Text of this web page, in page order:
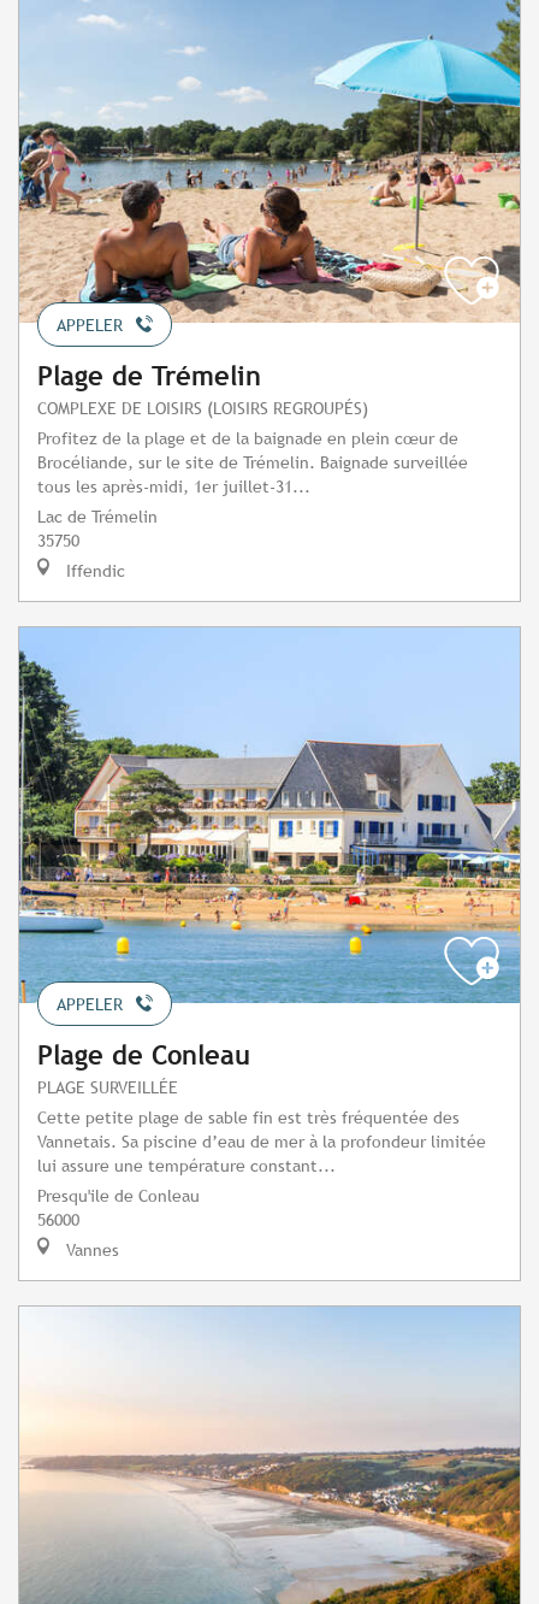
APPELER
Plage de Trémelin
COMPLEXE DE LOISIRS (LOISIRS REGROUPÉS)
Profitez de la plage et de la baignade en plein cœur de
Brocéliande, sur le site de Trémelin. Baignade surveillée
tous les après-midi, 1er juillet-31...
Lac de Trémelin
35750
Iffendic
APPELER
Plage de Conleau
PLAGE SURVEILLÉE
Cette petite plage de sable fin est très fréquentée des
Vannetais. Sa piscine d’eau de mer à la profondeur limitée
lui assure une température constant...
Presqu'ile de Conleau
56000
Vannes